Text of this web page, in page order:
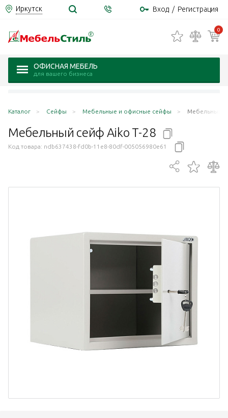
Иркутск Вход / Регистрация
0
ОФИСНАЯ МЕБЕЛЬ
для вашего бизнеса
Каталог Сейфы Мебельные и офисные сейфы Мебельный
Мебельный сейф Aiko Т-28
Код товара: ndb637438-fd0b-11e8-80df-005056980e61